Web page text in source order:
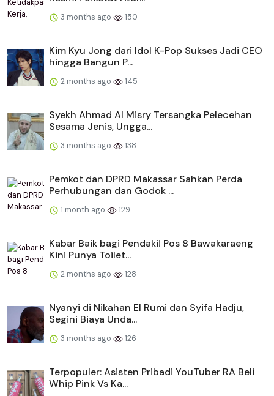
3 months ago 150
Kim Kyu Jong dari Idol K-Pop Sukses Jadi CEO
hingga Bangun P...
2 months ago 145
Syekh Ahmad Al Misry Tersangka Pelecehan
Sesama Jenis, Ungga...
3 months ago 138
Pemkot dan DPRD Makassar Sahkan Perda
Perhubungan dan Godok ...
1 month ago 129
Kabar Baik bagi Pendaki! Pos 8 Bawakaraeng
Kini Punya Toilet...
2 months ago 128
Nyanyi di Nikahan El Rumi dan Syifa Hadju,
Segini Biaya Unda...
3 months ago 126
Terpopuler: Asisten Pribadi YouTuber RA Beli
Whip Pink Vs Ka...